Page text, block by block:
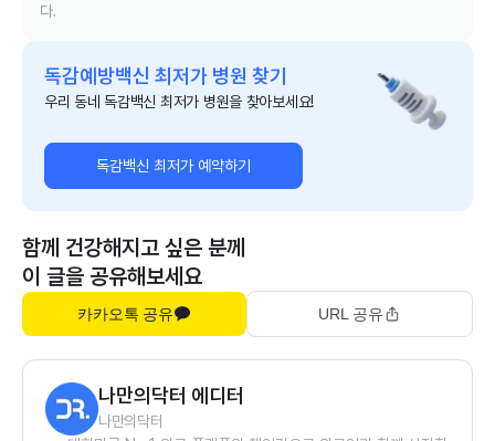
다.
독감예방백신 최저가 병원 찾기
우리 동네 독감백신 최저가 병원을 찾아보세요!
독감백신 최저가 예약하기
함께 건강해지고 싶은 분께
이 글을 공유해보세요
카카오톡 공유 URL 공유
나만의닥터 에디터
나만의닥터